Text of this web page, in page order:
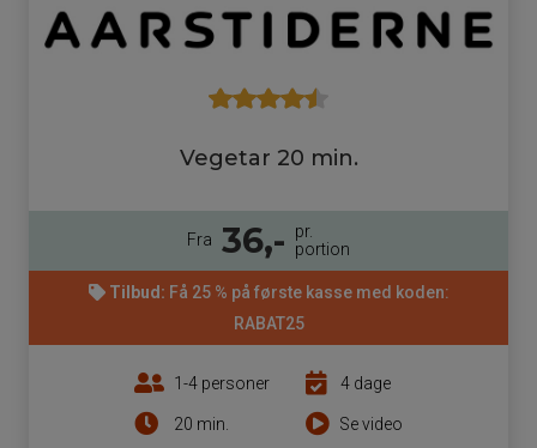
Vegetar 20 min.
Fra 36,-
pr.
portion
Tilbud: Få 25 % på første kasse med koden:
RABAT25
1-4 personer
20 min.
4 dage
Se video